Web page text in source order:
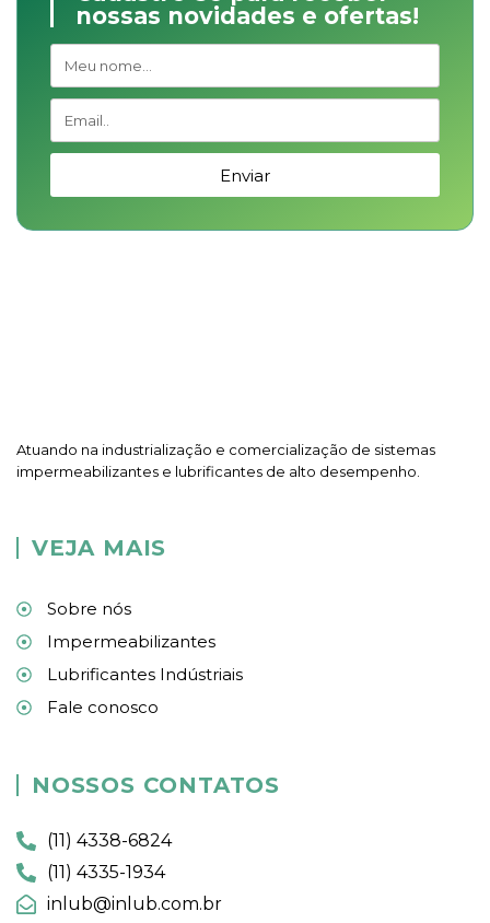
nossas novidades e ofertas!
Enviar
Atuando na industrialização e comercialização de sistemas
impermeabilizantes e lubrificantes de alto desempenho.
VEJA MAIS
Sobre nós
Impermeabilizantes
Lubrificantes Indústriais
Fale conosco
NOSSOS CONTATOS
(11) 4338-6824
(11) 4335-1934
inlub@inlub.com.br